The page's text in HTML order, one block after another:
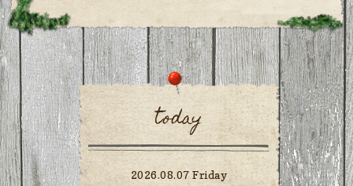
today
2026.08.07 Friday